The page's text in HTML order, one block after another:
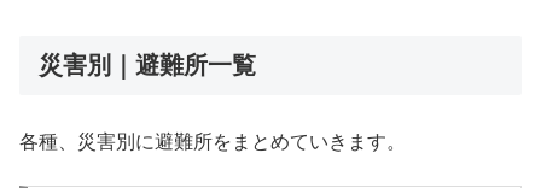
災害別｜避難所一覧
各種、災害別に避難所をまとめていきます。